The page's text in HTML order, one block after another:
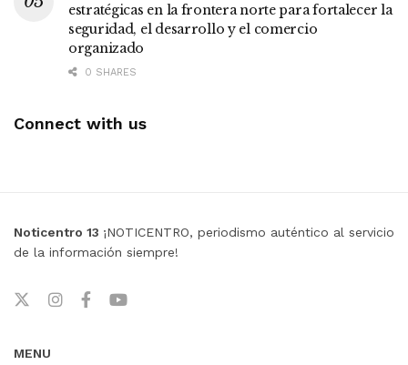
estratégicas en la frontera norte para fortalecer la
seguridad, el desarrollo y el comercio
organizado
0 SHARES
Connect with us
Noticentro 13 ¡NOTICENTRO, periodismo auténtico al servicio
de la información siempre!
MENU